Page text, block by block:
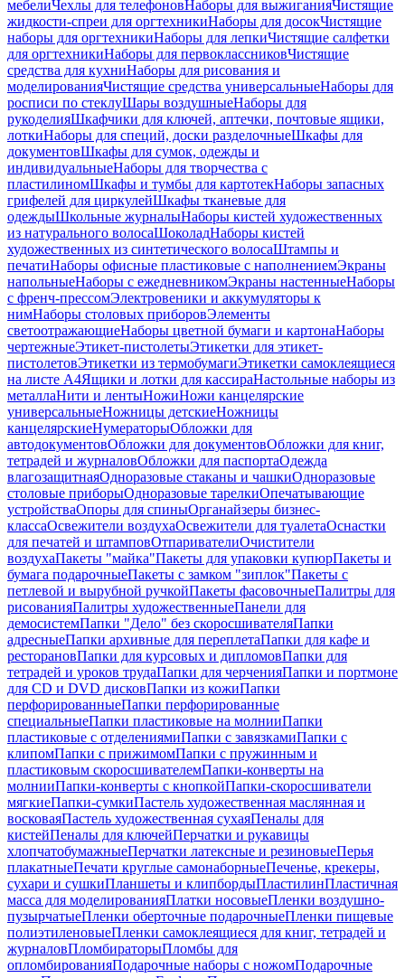
мебелиЧехлы для телефоновНаборы для выжиганияЧистящие
жидкости-спреи для оргтехникиНаборы для досокЧистящие
наборы для оргтехникиНаборы для лепкиЧистящие салфетки
для оргтехникиНаборы для первоклассниковЧистящие
средства для кухниНаборы для рисования и
моделированияЧистящие средства универсальныеНаборы для
росписи по стеклуШары воздушныеНаборы для
рукоделияШкафчики для ключей, аптечки, почтовые ящики,
лоткиНаборы для специй, доски разделочныеШкафы для
документовШкафы для сумок, одежды и
индивидуальныеНаборы для творчества с
пластилиномШкафы и тумбы для картотекНаборы запасных
грифелей для циркулейШкафы тканевые для
одеждыШкольные журналыНаборы кистей художественных
из натурального волосаШоколадНаборы кистей
художественных из синтетического волосаШтампы и
печатиНаборы офисные пластиковые с наполнениемЭкраны
напольныеНаборы с ежедневникомЭкраны настенныеНаборы
с френч-прессомЭлектровеники и аккумуляторы к
нимНаборы столовых приборовЭлементы
светоотражающиеНаборы цветной бумаги и картонаНаборы
чертежныеЭтикет-пистолетыЭтикетки для этикет-
пистолетовЭтикетки из термобумагиЭтикетки самоклеящиеся
на листе А4Ящики и лотки для кассираНастольные наборы из
металлаНити и лентыНожиНожи канцелярские
универсальныеНожницы детскиеНожницы
канцелярскиеНумераторыОбложки для
автодокументовОбложки для документовОбложки для книг,
тетрадей и журналовОбложки для паспортаОдежда
влагозащитнаяОдноразовые стаканы и чашкиОдноразовые
столовые приборыОдноразовые тарелкиОпечатывающие
устройстваОпоры для спиныОрганайзеры бизнес-
классаОсвежители воздухаОсвежители для туалетаОснастки
для печатей и штамповОтпаривателиОчистители
воздухаПакеты "майка"Пакеты для упаковки купюрПакеты и
бумага подарочныеПакеты с замком "зиплок"Пакеты с
петлевой и вырубной ручкойПакеты фасовочныеПалитры для
рисованияПалитры художественныеПанели для
демосистемПапки "Дело" без скоросшивателяПапки
адресныеПапки архивные для переплетаПапки для кафе и
ресторановПапки для курсовых и дипломовПапки для
тетрадей и уроков трудаПапки для черченияПапки и портмоне
для CD и DVD дисковПапки из кожиПапки
перфорированныеПапки перфорированные
специальныеПапки пластиковые на молнииПапки
пластиковые с отделениямиПапки с завязкамиПапки с
клипомПапки с прижимомПапки с пружинным и
пластиковым скоросшивателемПапки-конверты на
молнииПапки-конверты с кнопкойПапки-скоросшиватели
мягкиеПапки-сумкиПастель художественная маслянная и
восковаяПастель художественная сухаяПеналы для
кистейПеналы для ключейПерчатки и рукавицы
хлопчатобумажныеПерчатки латексные и резиновыеПерья
плакатныеПечати круглые самонаборныеПеченье, крекеры,
сухари и сушкиПланшеты и клипбордыПластилинПластичная
масса для моделированияПлатки носовыеПленки воздушно-
пузырчатыеПленки оберточные подарочныеПленки пищевые
полиэтиленовыеПленки самоклеящиеся для книг, тетрадей и
журналовПломбираторыПломбы для
опломбированияПодарочные наборы с ножомПодарочные